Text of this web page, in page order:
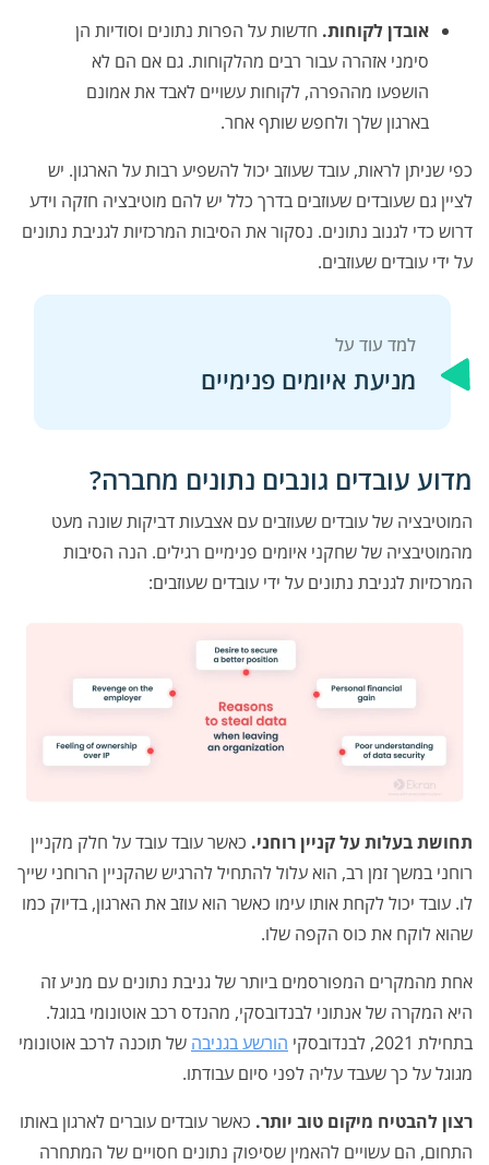
אובדן לקוחות. חדשות על הפרות נתונים וסודיות הן
סימני אזהרה עבור רבים מהלקוחות. גם אם הם לא
הושפעו מההפרה, לקוחות עשויים לאבד את אמונם
בארגון שלך ולחפש שותף אחר.
כפי שניתן לראות, עובד שעוזב יכול להשפיע רבות על הארגון. יש
לציין גם שעובדים שעוזבים בדרך כלל יש להם מוטיבציה חזקה וידע
דרוש כדי לגנוב נתונים. נסקור את הסיבות המרכזיות לגניבת נתונים
על ידי עובדים שעוזבים.
מניעת איומים פנימיים
מדוע עובדים גונבים נתונים מחברה?
המוטיבציה של עובדים שעוזבים עם אצבעות דביקות שונה מעט
מהמוטיבציה של שחקני איומים פנימיים רגילים. הנה הסיבות
המרכזיות לגניבת נתונים על ידי עובדים שעוזבים:
תחושת בעלות על קניין רוחני. כאשר עובד עובד על חלק מקניין
רוחני במשך זמן רב, הוא עלול להתחיל להרגיש שהקניין הרוחני שייך
לו. עובד יכול לקחת אותו עימו כאשר הוא עוזב את הארגון, בדיוק כמו
שהוא לוקח את כוס הקפה שלו.
אחת מהמקרים המפורסמים ביותר של גניבת נתונים עם מניע זה
היא המקרה של אנתוני לבנדובסקי, מהנדס רכב אוטונומי בגוגל.
בתחילת 2021, לבנדובסקי
הורשע בגניבה של תוכנה לרכב אוטונומי
מגוגל על כך שעבד עליה לפני סיום עבודתו.
רצון להבטיח מיקום טוב יותר. כאשר עובדים עוברים לארגון באותו
התחום, הם עשויים להאמין שסיפוק נתונים חסויים של המתחרה